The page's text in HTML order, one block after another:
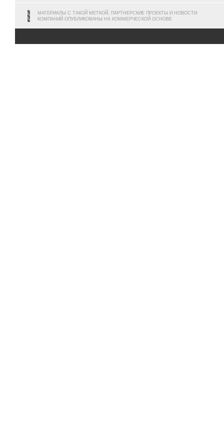
МАТЕРИАЛЫ С ТАКОЙ МЕТКОЙ, ПАРТНЕРСКИЕ ПРОЕКТЫ И НОВОСТИ
КОМПАНИЙ ОПУБЛИКОВАНЫ НА КОММЕРЧЕСКОЙ ОСНОВЕ